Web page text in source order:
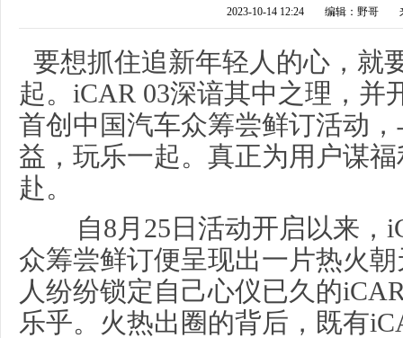
2023-10-14 12:24 编辑：野哥
要想抓住追新年轻人的心，就
起。iCAR 03深谙其中之理，并
首创中国汽车众筹尝鲜订活动
益，玩乐一起。真正为用户谋
赴。
自8月25日活动开启以来，
众筹尝鲜订便呈现出一片热火
人纷纷锁定自己心仪已久的
乐乎。火热出圈的背后，既有